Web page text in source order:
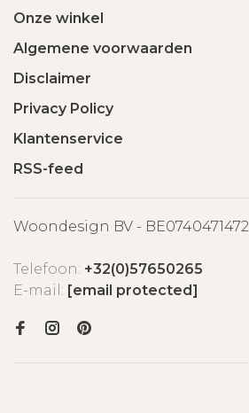
Onze winkel
Algemene voorwaarden
Disclaimer
Privacy Policy
Klantenservice
RSS-feed
Woondesign BV - BE0740471472
Telefoon: +32(0)57650265
E-mail: [email protected]